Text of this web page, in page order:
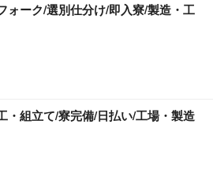
ォーク/選別仕分け/即入寮/製造・工
・組立て/寮完備/日払い/工場・製造